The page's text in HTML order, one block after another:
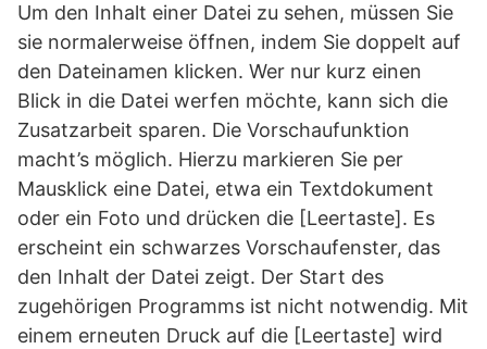
Um den Inhalt einer Datei zu sehen, müssen Sie
sie normalerweise öffnen, indem Sie doppelt auf
den Dateinamen klicken. Wer nur kurz einen
Blick in die Datei werfen möchte, kann sich die
Zusatzarbeit sparen. Die Vorschaufunktion
macht’s möglich. Hierzu markieren Sie per
Mausklick eine Datei, etwa ein Textdokument
oder ein Foto und drücken die [Leertaste]. Es
erscheint ein schwarzes Vorschaufenster, das
den Inhalt der Datei zeigt. Der Start des
zugehörigen Programms ist nicht notwendig. Mit
einem erneuten Druck auf die [Leertaste] wird